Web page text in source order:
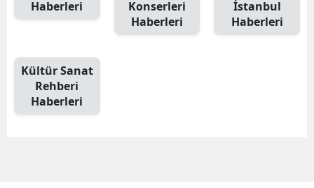
Haberleri
Konserleri
Haberleri
İstanbul
Haberleri
Kültür Sanat
Rehberi
Haberleri